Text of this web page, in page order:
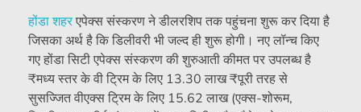
होंडाशहरएपेक्स संस्करण ने डीलरशिप तक पहुंचना शुरू कर दिया है
जिसका अर्थ है कि डिलीवरी भी जल्द ही शुरू होगी। नए लॉन्च किए
गए होंडा सिटी एपेक्स संस्करण की शुरुआती कीमत पर उपलब्ध है
₹मध्य स्तर के वी ट्रिम के लिए 13.30 लाख₹पूरी तरह से
सुसज्जित वीएक्स ट्रिम के लिए 15.62 लाख (एक्स-शोरूम,